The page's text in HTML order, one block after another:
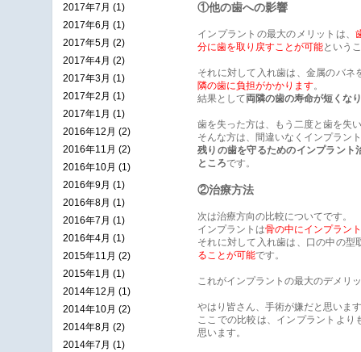
①他の歯への影響
インプラントの最大のメリットは、
分に歯を取り戻すことが可能という
それに対して入れ歯は、金属のバ
隣の歯に負担がかかります。
結果として両隣の歯の寿命が短くな
歯を失った方は、もう二度と歯を失
そんな方は、間違いなくインプラン
残りの歯を守るためのインプラント
ところです。
②治療方法
次は治療方向の比較についてです。
インプラントは骨の中にインプラン
それに対して入れ歯は、口の中の型
ることが可能です。
これがインプラントの最大のデメリ
やはり皆さん、手術が嫌だと思いま
ここでの比較は、インプラントよ
思います。
2017年7月 (1)
2017年6月 (1)
2017年5月 (2)
2017年4月 (2)
2017年3月 (1)
2017年2月 (1)
2017年1月 (1)
2016年12月 (2)
2016年11月 (2)
2016年10月 (1)
2016年9月 (1)
2016年8月 (1)
2016年7月 (1)
2016年4月 (1)
2015年11月 (2)
2015年1月 (1)
2014年12月 (1)
2014年10月 (2)
2014年8月 (2)
2014年7月 (1)